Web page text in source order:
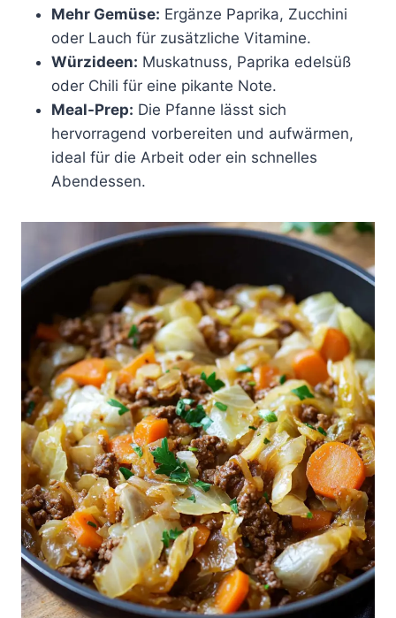
Mehr Gemüse: Ergänze Paprika, Zucchini
oder Lauch für zusätzliche Vitamine.
Würzideen: Muskatnuss, Paprika edelsüß
oder Chili für eine pikante Note.
Meal-Prep: Die Pfanne lässt sich
hervorragend vorbereiten und aufwärmen,
ideal für die Arbeit oder ein schnelles
Abendessen.